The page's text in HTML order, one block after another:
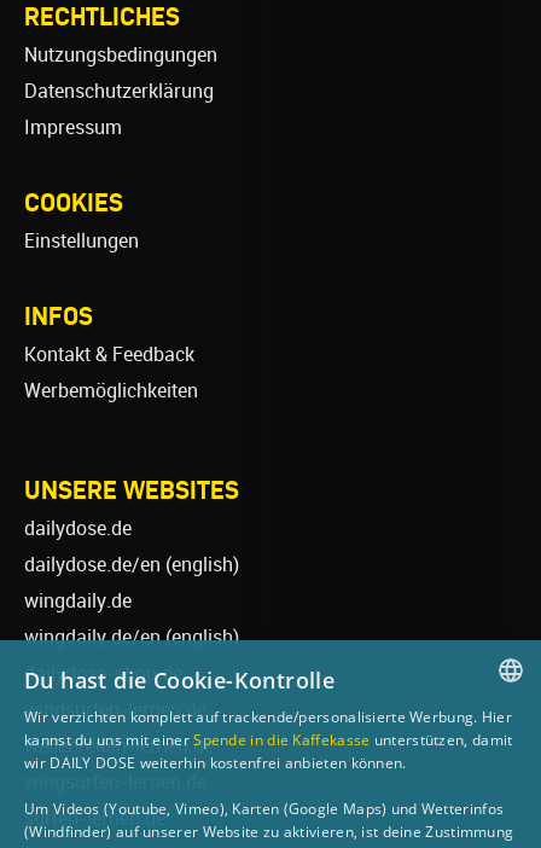
RECHTLICHES
Nutzungsbedingungen
Datenschutzerklärung
Impressum
COOKIES
Einstellungen
INFOS
Kontakt & Feedback
Werbemöglichkeiten
UNSERE WEBSITES
dailydose.de
dailydose.de/en (english)
wingdaily.de
wingdaily.de/en(english)
dailydose-shop.de
windsurfen-lernen.de
wellenreiten-lernen.de
surfen-lernen.de
GERMAN
Du hast die Cookie-Kontrolle
Wir verzichten komplett auf trackende/personalisierte Werbung. Hier
kannst du uns mit einerSpende in die Kaffekasse unterstützen, damit
wir DAILY DOSE weiterhin kostenfrei anbieten können.
Um Videos (Youtube, Vimeo), Karten (Google Maps) und Wetterinfos
(Windfinder) auf unserer Website zu aktivieren, ist deine Zustimmung